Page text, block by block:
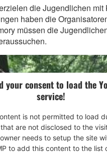
die Jugendlichen mit
haben die
müssen die
your consent to load the
service!
is not permitted to load
are not disclosed to the
needs to setup the site
to add this content to the list